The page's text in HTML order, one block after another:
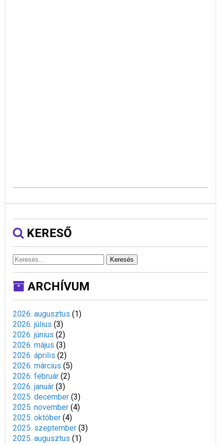
KERESŐ
Keresés
ARCHÍVUM
2026. augusztus (1)
2026. július (3)
2026. június (2)
2026. május (3)
2026. április (2)
2026. március (5)
2026. február (2)
2026. január (3)
2025. december (3)
2025. november (4)
2025. október (4)
2025. szeptember (3)
2025. augusztus (1)